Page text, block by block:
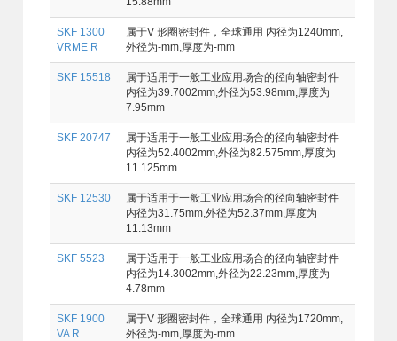
SKF 1300
VRME R
属于V 形圈密封件，全球通用 内径为1240mm,
外径为-mm,厚度为-mm
SKF 15518
属于适用于一般工业应用场合的径向轴密封件
内径为39.7002mm,外径为53.98mm,厚度为
7.95mm
SKF 20747
属于适用于一般工业应用场合的径向轴密封件
内径为52.4002mm,外径为82.575mm,厚度为
11.125mm
SKF 12530
属于适用于一般工业应用场合的径向轴密封件
内径为31.75mm,外径为52.37mm,厚度为
11.13mm
SKF 5523
属于适用于一般工业应用场合的径向轴密封件
内径为14.3002mm,外径为22.23mm,厚度为
4.78mm
SKF 1900
VA R
属于V 形圈密封件，全球通用 内径为1720mm,
外径为-mm,厚度为-mm